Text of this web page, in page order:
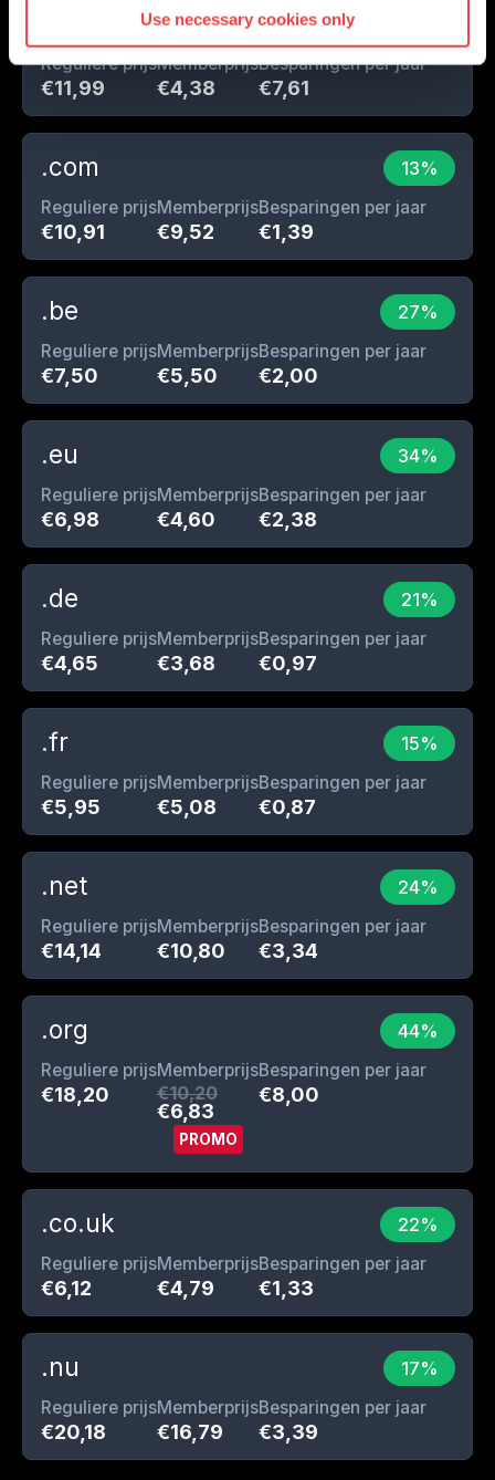
Use necessary cookies only
Reguliere prijs
€11,99
Memberprijs
€4,38
Besparingen per jaar
€7,61
13%
.com
Reguliere prijs
€10,91
Memberprijs
€9,52
Besparingen per jaar
€1,39
27%
.be
Reguliere prijs
€7,50
Memberprijs
€5,50
Besparingen per jaar
€2,00
34%
.eu
Reguliere prijs
€6,98
Memberprijs
€4,60
Besparingen per jaar
€2,38
21%
.de
Reguliere prijs
€4,65
Memberprijs
€3,68
Besparingen per jaar
€0,97
15%
.fr
Reguliere prijs
€5,95
Memberprijs
€5,08
Besparingen per jaar
€0,87
24%
.net
Reguliere prijs
€14,14
Memberprijs
€10,80
Besparingen per jaar
€3,34
44%
.org
Reguliere prijs
€18,20
Memberprijs
€10,20
€6,83
PROMO
Besparingen per jaar
€8,00
22%
.co.uk
Reguliere prijs
€6,12
Memberprijs
€4,79
Besparingen per jaar
€1,33
17%
.nu
Reguliere prijs
€20,18
Memberprijs
€16,79
Besparingen per jaar
€3,39